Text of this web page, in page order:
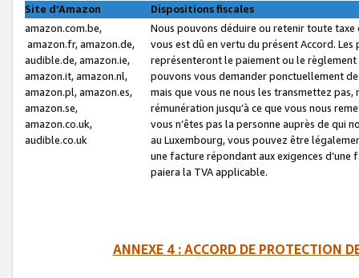
Site d’Amazon
Dispositions fiscales
amazon.com.be,
amazon.fr, amazon.de,
audible.de, amazon.ie,
amazon.it, amazon.nl,
amazon.pl, amazon.es,
amazon.se,
amazon.co.uk,
audible.co.uk
Nous pouvons déduire ou retenir toute
vous est dû en vertu du présent Accord.
représenteront le paiement ou le
pouvons vous demander ponctuellement
mais que vous ne nous les transmettez
rémunération jusqu’à ce que vous nous
vous n’êtes pas la personne auprès de qui
au Luxembourg, vous pouvez être
une facture répondant aux exigences
paiera la TVA applicable.
ANNEXE 4 : ACCORD DE PROTECTION